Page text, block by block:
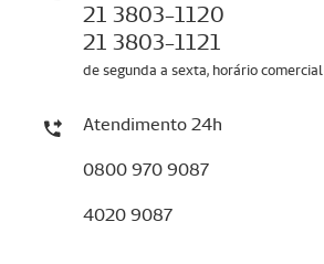
21 3803-1120
21 3803-1121
de segunda a sexta, horário comercial
Atendimento 24h
0800 970 9087
4020 9087